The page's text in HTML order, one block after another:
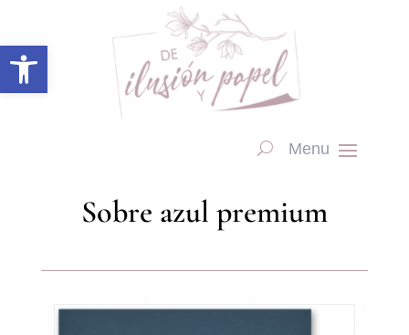
Abrir barra de herramientas
Sobre azul premium